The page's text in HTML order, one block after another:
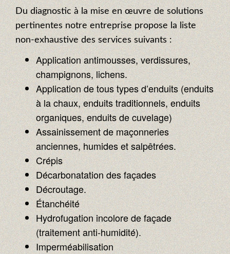
Du diagnostic à la mise en œuvre de solutions
pertinentes notre entreprise propose la liste
non-exhaustive des services suivants :
Application antimousses, verdissures,
champignons, lichens.
Application de tous types d’enduits (enduits
à la chaux, enduits traditionnels, enduits
organiques, enduits de cuvelage)
Assainissement de maçonneries
anciennes, humides et salpêtrées.
Crépis
Décarbonatation des façades
Décroutage.
Étanchéité
Hydrofugation incolore de façade
(traitement anti-humidité).
Imperméabilisation